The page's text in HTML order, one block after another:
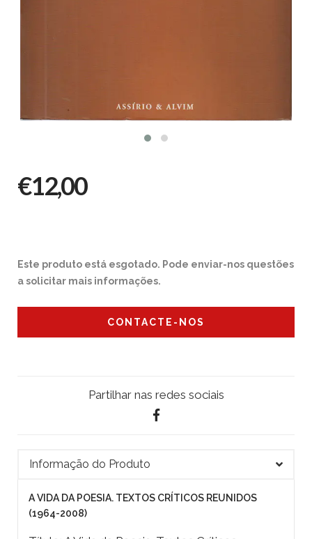
€12,00
Este produto está esgotado. Pode enviar-nos questões
a solicitar mais informações.
CONTACTE-NOS
Partilhar nas redes sociais
Informação do Produto
A VIDA DA POESIA. TEXTOS CRÍTICOS REUNIDOS
(1964-2008)